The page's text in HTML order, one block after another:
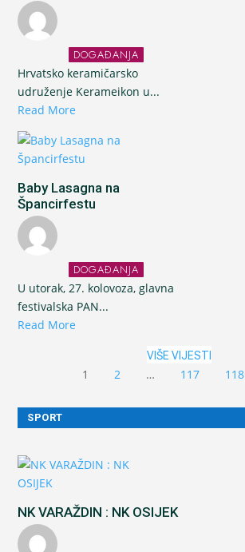
DOGAĐANJA
Hrvatsko keramičarsko
udruženje Kerameikon u...
Read More
Baby Lasagna na
Špancirfestu
DOGAĐANJA
U utorak, 27. kolovoza, glavna
festivalska PAN...
Read More
VIŠE VIJESTI
1 2 … 117 118
SPORT
NK VARAŽDIN : NK OSIJEK